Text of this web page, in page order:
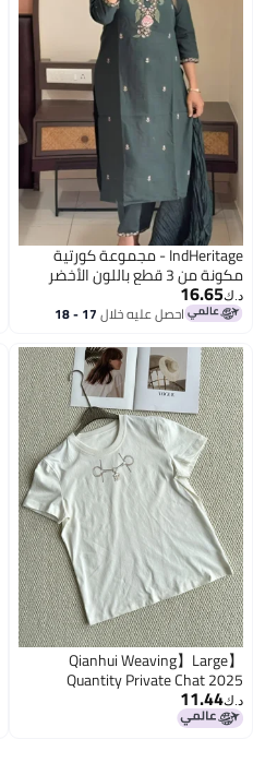
IndHeritage - مجموعة كورتية
مكونة من 3 قطع باللون الأخضر
الداكن من القطن - IDH00212
د.ك‏16.65
احصل عليه خلال 17 - 18
2
【Qianhui Weaving】Large
Quantity Private Chat 2025
Summer Loose Horsebit Three-
Dimensional Print Crew Neck T-
د.ك‏11.44